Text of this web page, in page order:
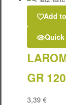
Add
GR 120
3,39 €